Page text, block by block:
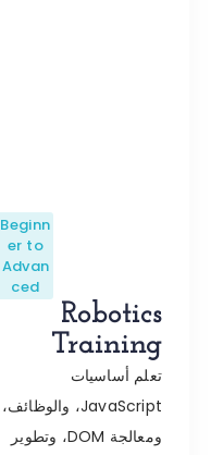
Beginn
er to
Advan
ced
Robotics
Training
تعلم أساسيات
JavaScript، والوظائف،
ومعالجة DOM، وتطوير